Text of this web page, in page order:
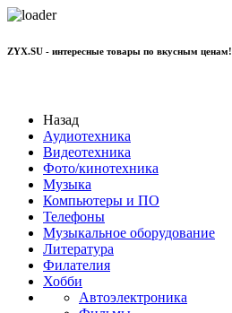
ZYX.SU - интересные товары по вкусным ценам!
Назад
Аудиотехника
Видеотехника
Фото/кинотехника
Музыка
Компьютеры и ПО
Телефоны
Музыкальное оборудование
Литература
Филателия
Хобби
Автоэлектроника